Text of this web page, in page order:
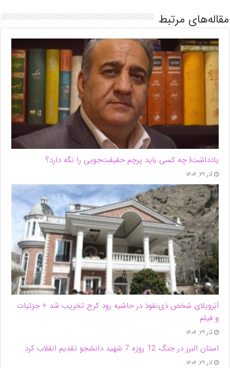
مقاله‌های مرتبط
یادداشت| ‌چه کسی باید پرچم حقیقت‌جویی را نگه دارد؟
آذر ۲۹, ۱۴۰۴
اَبَر‌ویلای شخص ذی‌نفوذ در حاشیه‌ رود کرج تخریب شد + جزئیات
و فیلم
آذر ۲۹, ۱۴۰۴
استان البرز در جنگ 12 روزه 7 شهید دانشجو تقدیم انقلاب کرد
آذر ۲۹, ۱۴۰۴